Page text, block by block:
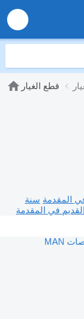
قطع الغيار
المقدمة سنة
في المقدمة